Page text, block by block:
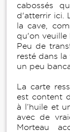
cabossés
d'atterrir ici.
la cave,
qu'on veuille
Peu de
resté dans
un peu
La carte
est content
à l’huile et
avec de
Morteau